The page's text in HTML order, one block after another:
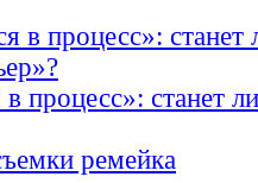
процесс»: станет
ремейка